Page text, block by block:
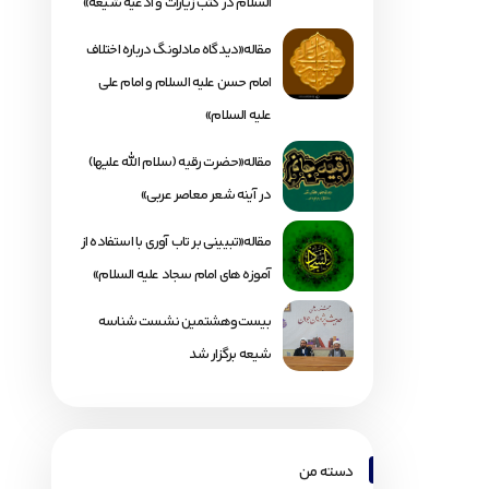
مقاله«دیدگاه مادلونگ درباره اختلاف
امام حسن علیه السلام و امام علی
علیه السلام»
مقاله«حضرت رقیه (سلام الله علیها)
در آینه شعر معاصر عربی»
مقاله«تبیینی بر تاب آوری با استفاده از
آموزه های امام سجاد علیه السلام»
بیست‌وهشتمین نشست شناسه
شیعه برگزار شد
دسته من